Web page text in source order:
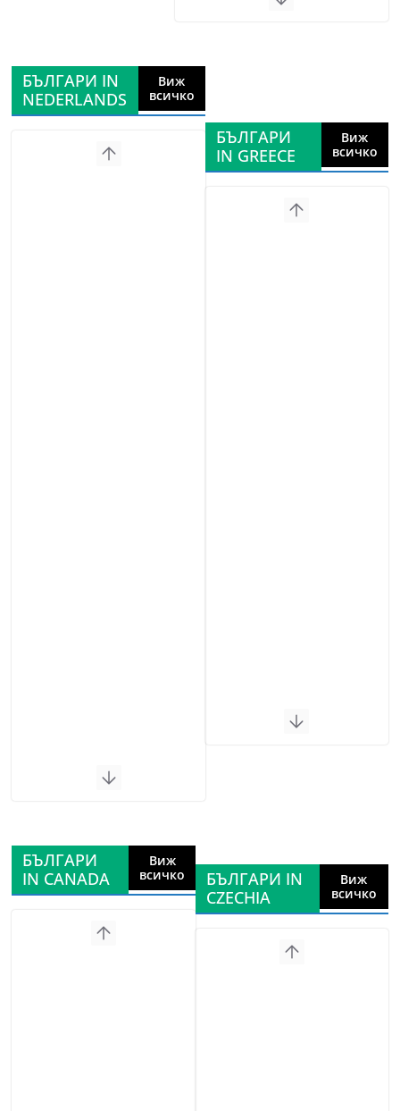
БЪЛГАРИ IN
NEDERLANDS
Виж
всичко
БЪЛГАРИ
IN GREECE
Виж
всичко
БЪЛГАРИ
IN CANADA
Виж
всичко
БЪЛГАРИ IN
CZECHIA
Виж
всичко